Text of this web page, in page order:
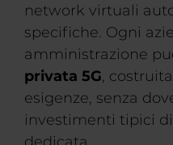
network virtuali
specifiche. Ogni
amministrazione
privata 5G,
esigenze, senza
investimenti tipici